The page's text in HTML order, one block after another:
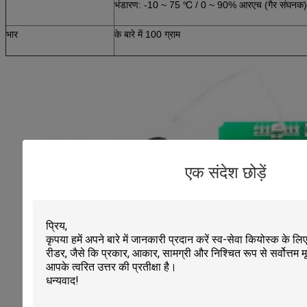
एक संदेश छोड़ें
भंडारण: -10 ~ 75 ℃ / 0 ~ 90% आरएच (गैर संघनक)
भार के बारे में 100 ग्राम